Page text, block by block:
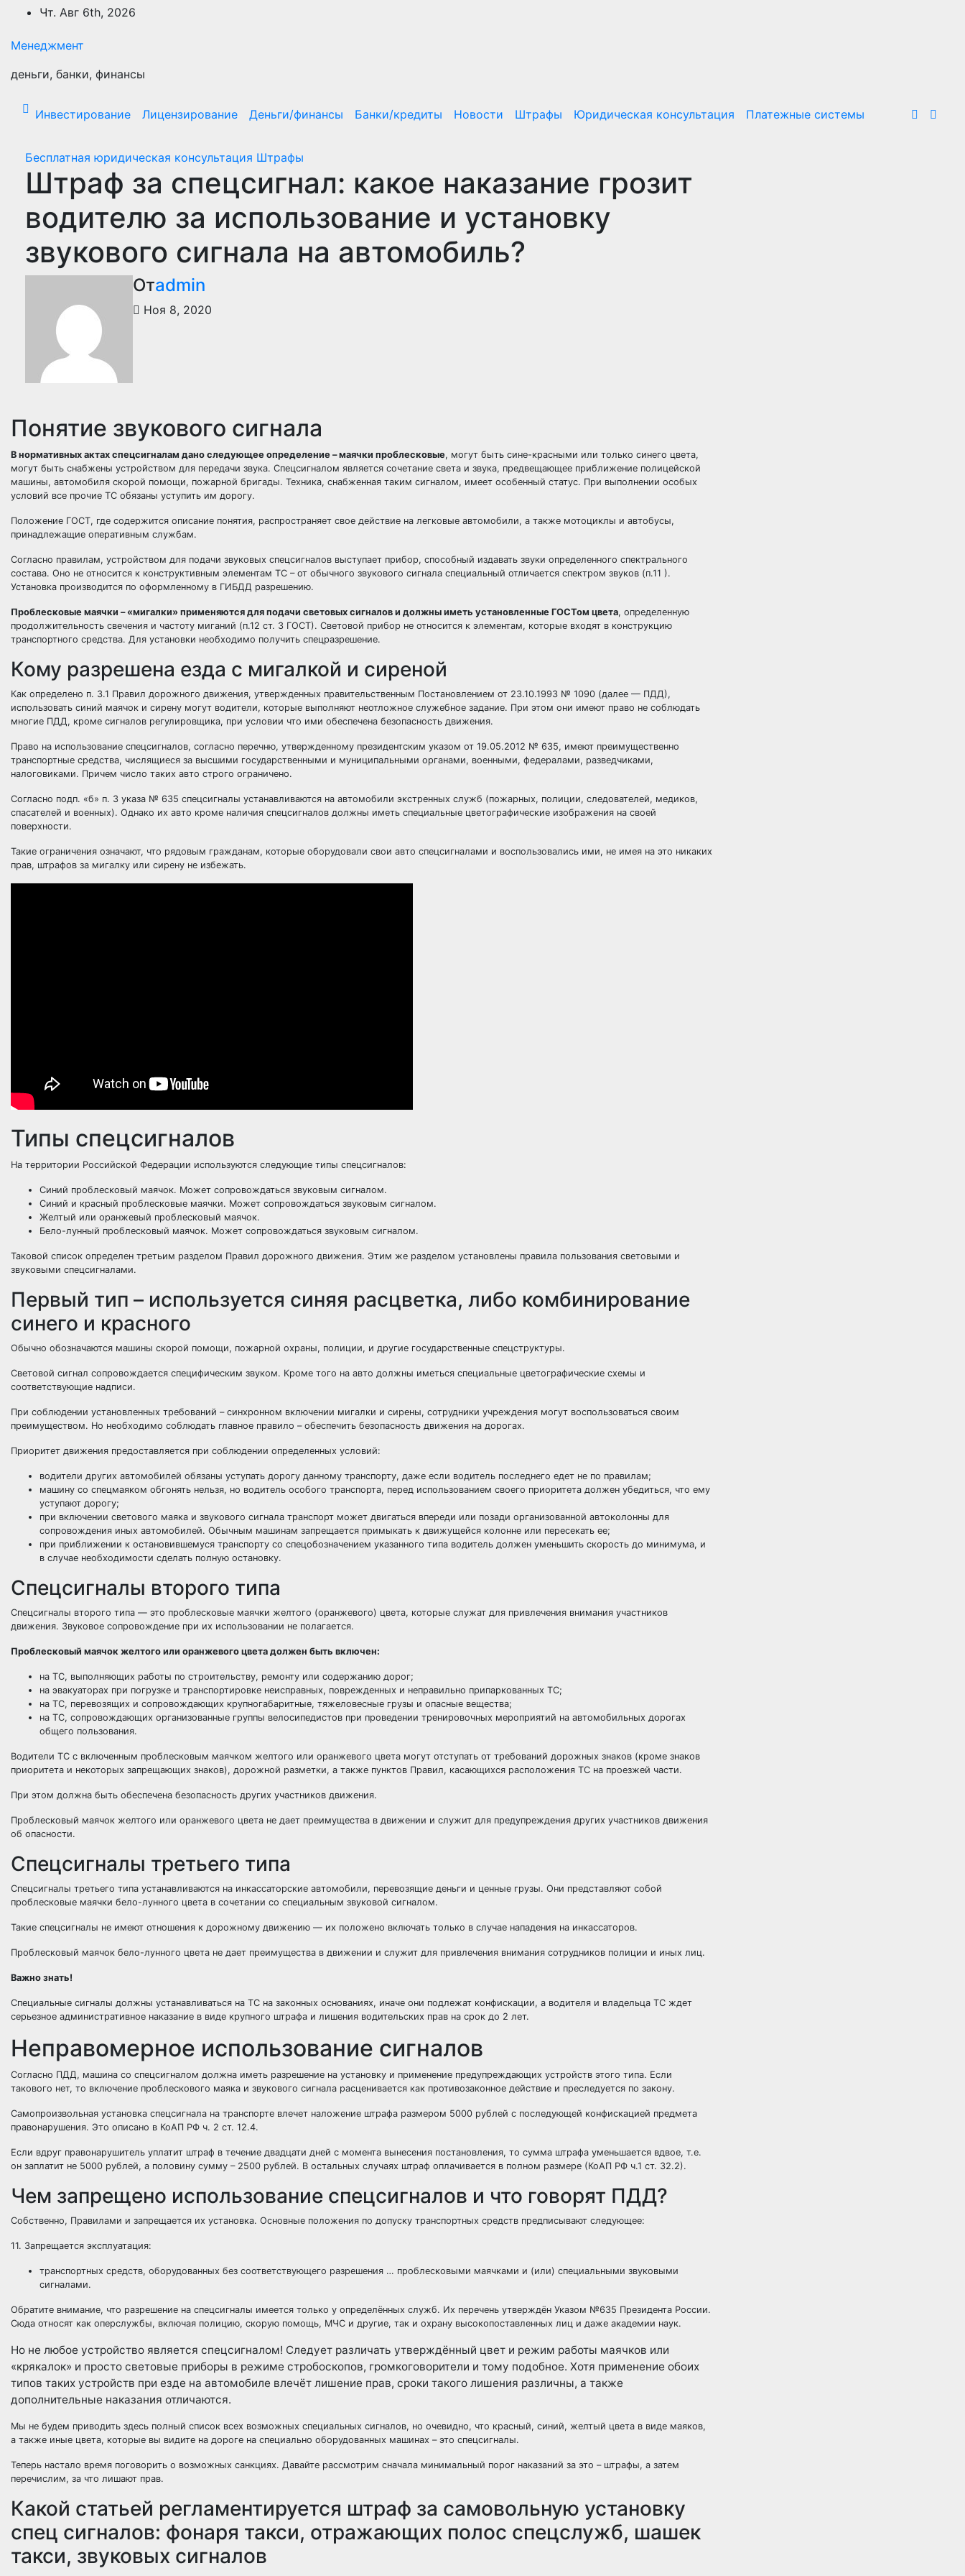
Перейти
содержимому
Чт. Авг 6th, 2026
Менеджмент
деньги, банки, финансы
Инвестирование Лицензирование Деньги/финансы Банки/кредиты Новости Штрафы Юридическая консультация Платежные системы
Бесплатная юридическая консультация Штрафы
Штраф за спецсигнал: какое наказание грозит
водителю за использование и установку
звукового сигнала на автомобиль?
Отadmin
Ноя 8, 2020
Понятие звукового сигнала
В нормативных актах спецсигналам дано следующее определение – маячки проблесковые, могут быть сине-красными или только синего цвета,
могут быть снабжены устройством для передачи звука. Спецсигналом является сочетание света и звука, предвещающее приближение полицейской
машины, автомобиля скорой помощи, пожарной бригады. Техника, снабженная таким сигналом, имеет особенный статус. При выполнении особых
условий все прочие ТС обязаны уступить им дорогу.
Положение ГОСТ, где содержится описание понятия, распространяет свое действие на легковые автомобили, а также мотоциклы и автобусы,
принадлежащие оперативным службам.
Согласно правилам, устройством для подачи звуковых спецсигналов выступает прибор, способный издавать звуки определенного спектрального
состава. Оно не относится к конструктивным элементам ТС – от обычного звукового сигнала специальный отличается спектром звуков (п.11 ).
Установка производится по оформленному в ГИБДД разрешению.
Проблесковые маячки – «мигалки» применяются для подачи световых сигналов и должны иметь установленные ГОСТом цвета, определенную
продолжительность свечения и частоту миганий (п.12 ст. 3 ГОСТ). Световой прибор не относится к элементам, которые входят в конструкцию
транспортного средства. Для установки необходимо получить спецразрешение.
Кому разрешена езда с мигалкой и сиреной
Как определено п. 3.1 Правил дорожного движения, утвержденных правительственным Постановлением от 23.10.1993 № 1090 (далее — ПДД),
использовать синий маячок и сирену могут водители, которые выполняют неотложное служебное задание. При этом они имеют право не соблюдать
многие ПДД, кроме сигналов регулировщика, при условии что ими обеспечена безопасность движения.
Право на использование спецсигналов, согласно перечню, утвержденному президентским указом от 19.05.2012 № 635, имеют преимущественно
транспортные средства, числящиеся за высшими государственными и муниципальными органами, военными, федералами, разведчиками,
налоговиками. Причем число таких авто строго ограничено.
Согласно подп. «б» п. 3 указа № 635 спецсигналы устанавливаются на автомобили экстренных служб (пожарных, полиции, следователей, медиков,
спасателей и военных). Однако их авто кроме наличия спецсигналов должны иметь специальные цветографические изображения на своей
поверхности.
Такие ограничения означают, что рядовым гражданам, которые оборудовали свои авто спецсигналами и воспользовались ими, не имея на это никаких
прав, штрафов за мигалку или сирену не избежать.
Типы спецсигналов
На территории Российской Федерации используются следующие типы спецсигналов:
Синий проблесковый маячок. Может сопровождаться звуковым сигналом.
Синий и красный проблесковые маячки. Может сопровождаться звуковым сигналом.
Желтый или оранжевый проблесковый маячок.
Бело-лунный проблесковый маячок. Может сопровождаться звуковым сигналом.
Таковой список определен третьим разделом Правил дорожного движения. Этим же разделом установлены правила пользования световыми и
звуковыми спецсигналами.
Первый тип – используется синяя расцветка, либо комбинирование
синего и красного
Обычно обозначаются машины скорой помощи, пожарной охраны, полиции, и другие государственные спецструктуры.
Световой сигнал сопровождается специфическим звуком. Кроме того на авто должны иметься специальные цветографические схемы и
соответствующие надписи.
При соблюдении установленных требований – синхронном включении мигалки и сирены, сотрудники учреждения могут воспользоваться своим
преимуществом. Но необходимо соблюдать главное правило – обеспечить безопасность движения на дорогах.
Приоритет движения предоставляется при соблюдении определенных условий:
водители других автомобилей обязаны уступать дорогу данному транспорту, даже если водитель последнего едет не по правилам;
машину со спецмаяком обгонять нельзя, но водитель особого транспорта, перед использованием своего приоритета должен убедиться, что ему
уступают дорогу;
при включении светового маяка и звукового сигнала транспорт может двигаться впереди или позади организованной автоколонны для
сопровождения иных автомобилей. Обычным машинам запрещается примыкать к движущейся колонне или пересекать ее;
при приближении к остановившемуся транспорту со спецобозначением указанного типа водитель должен уменьшить скорость до минимума, и
в случае необходимости сделать полную остановку.
Спецсигналы второго типа
Спецсигналы второго типа — это проблесковые маячки желтого (оранжевого) цвета, которые служат для привлечения внимания участников
движения. Звуковое сопровождение при их использовании не полагается.
Проблесковый маячок желтого или оранжевого цвета должен быть включен:
на ТС, выполняющих работы по строительству, ремонту или содержанию дорог;
на эвакуаторах при погрузке и транспортировке неисправных, поврежденных и неправильно припаркованных ТС;
на ТС, перевозящих и сопровождающих крупногабаритные, тяжеловесные грузы и опасные вещества;
на ТС, сопровождающих организованные группы велосипедистов при проведении тренировочных мероприятий на автомобильных дорогах
общего пользования.
Водители ТС с включенным проблесковым маячком желтого или оранжевого цвета могут отступать от требований дорожных знаков (кроме знаков
приоритета и некоторых запрещающих знаков), дорожной разметки, а также пунктов Правил, касающихся расположения ТС на проезжей части.
При этом должна быть обеспечена безопасность других участников движения.
Проблесковый маячок желтого или оранжевого цвета не дает преимущества в движении и служит для предупреждения других участников движения
об опасности.
Спецсигналы третьего типа
Спецсигналы третьего типа устанавливаются на инкассаторские автомобили, перевозящие деньги и ценные грузы. Они представляют собой
проблесковые маячки бело-лунного цвета в сочетании со специальным звуковой сигналом.
Такие спецсигналы не имеют отношения к дорожному движению — их положено включать только в случае нападения на инкассаторов.
Проблесковый маячок бело-лунного цвета не дает преимущества в движении и служит для привлечения внимания сотрудников полиции и иных лиц.
Важно знать!
Специальные сигналы должны устанавливаться на ТС на законных основаниях, иначе они подлежат конфискации, а водителя и владельца ТС ждет
серьезное административное наказание в виде крупного штрафа и лишения водительских прав на срок до 2 лет.
Неправомерное использование сигналов
Согласно ПДД, машина со спецсигналом должна иметь разрешение на установку и применение предупреждающих устройств этого типа. Если
такового нет, то включение проблескового маяка и звукового сигнала расценивается как противозаконное действие и преследуется по закону.
Самопроизвольная установка спецсигнала на транспорте влечет наложение штрафа размером 5000 рублей с последующей конфискацией предмета
правонарушения. Это описано в КоАП РФ ч. 2 ст. 12.4.
Если вдруг правонарушитель уплатит штраф в течение двадцати дней с момента вынесения постановления, то сумма штрафа уменьшается вдвое, т.е.
он заплатит не 5000 рублей, а половину сумму – 2500 рублей. В остальных случаях штраф оплачивается в полном размере (КоАП РФ ч.1 ст. 32.2).
Чем запрещено использование спецсигналов и что говорят ПДД?
Собственно, Правилами и запрещается их установка. Основные положения по допуску транспортных средств предписывают следующее:
11. Запрещается эксплуатация:
транспортных средств, оборудованных без соответствующего разрешения … проблесковыми маячками и (или) специальными звуковыми
сигналами.
Обратите внимание, что разрешение на спецсигналы имеется только у определённых служб. Их перечень утверждён Указом №635 Президента России.
Сюда относят как оперслужбы, включая полицию, скорую помощь, МЧС и другие, так и охрану высокопоставленных лиц и даже академии наук.
Но не любое устройство является спецсигналом! Следует различать утверждённый цвет и режим работы маячков или
«крякалок» и просто световые приборы в режиме стробоскопов, громкоговорители и тому подобное. Хотя применение обоих
типов таких устройств при езде на автомобиле влечёт лишение прав, сроки такого лишения различны, а также
дополнительные наказания отличаются.
Мы не будем приводить здесь полный список всех возможных специальных сигналов, но очевидно, что красный, синий, желтый цвета в виде маяков,
а также иные цвета, которые вы видите на дороге на специально оборудованных машинах – это спецсигналы.
Теперь настало время поговорить о возможных санкциях. Давайте рассмотрим сначала минимальный порог наказаний за это – штрафы, а затем
перечислим, за что лишают прав.
Какой статьей регламентируется штраф за самовольную установку
спец сигналов: фонаря такси, отражающих полос спецслужб, шашек
такси, звуковых сигналов